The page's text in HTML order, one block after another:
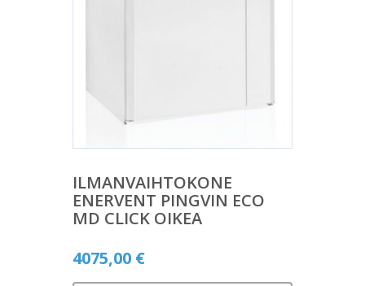
ILMANVAIHTOKONE
ENERVENT PINGVIN ECO
MD CLICK OIKEA
4075,00 €